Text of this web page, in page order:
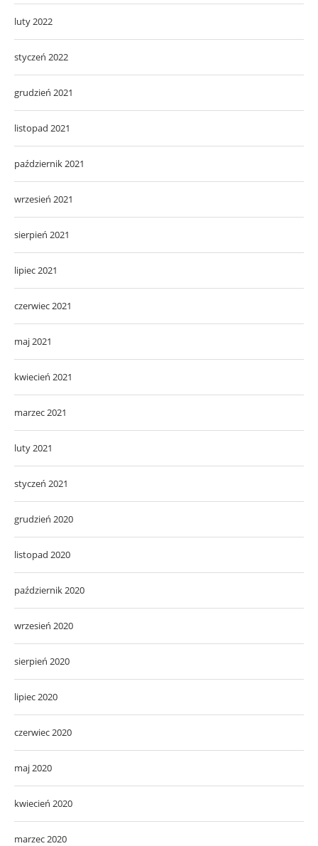
luty 2022
styczeń 2022
grudzień 2021
listopad 2021
październik 2021
wrzesień 2021
sierpień 2021
lipiec 2021
czerwiec 2021
maj 2021
kwiecień 2021
marzec 2021
luty 2021
styczeń 2021
grudzień 2020
listopad 2020
październik 2020
wrzesień 2020
sierpień 2020
lipiec 2020
czerwiec 2020
maj 2020
kwiecień 2020
marzec 2020